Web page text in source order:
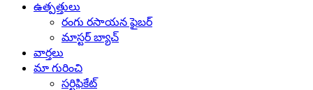
ఉత్పత్తులు
రంగు రసాయన ఫైబర్
మాస్టర్ బ్యాచ్
వార్తలు
మా గురించి
సర్టిఫికేట్